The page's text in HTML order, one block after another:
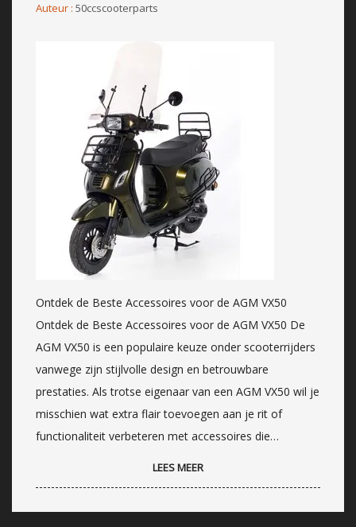
Auteur : 50ccscooterparts
Ontdek de Beste Accessoires voor de AGM VX50
Ontdek de Beste Accessoires voor de AGM VX50 De
AGM VX50 is een populaire keuze onder scooterrijders
vanwege zijn stijlvolle design en betrouwbare
prestaties. Als trotse eigenaar van een AGM VX50 wil je
misschien wat extra flair toevoegen aan je rit of
functionaliteit verbeteren met accessoires die…
LEES MEER